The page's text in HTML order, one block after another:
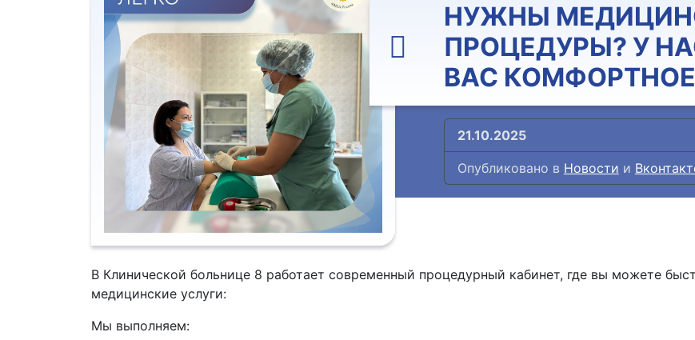
НУЖНЫ
ПРОЦЕДУРЫ? У
ВАС
21.10.2025
Опубликовано в Новости и
В Клинической больнице 8 работает современный процедурный кабинет, где вы можете
медицинские услуги:
Мы выполняем: